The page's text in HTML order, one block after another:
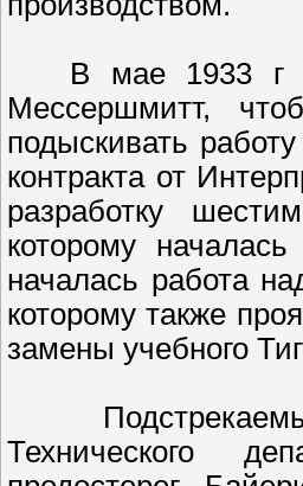
В мае 1933 г
Мессершмитт,
подыскивать
контракта от
разработку
которому
началась работа
которому также
замены учебного
Технического